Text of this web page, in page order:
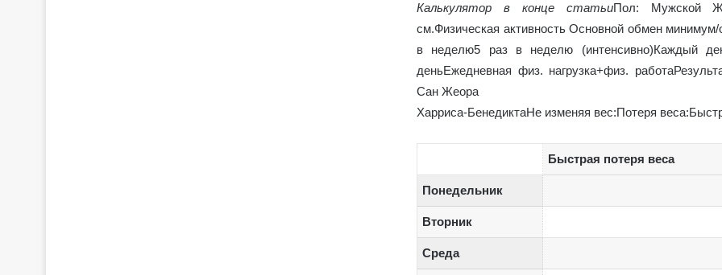
Калькулятор в конце статьиПол: Мужской
см.Физическая активность Основной обмен
в неделю5 раз в неделю (интенсивно)Каждый
деньЕжедневная физ. нагрузка+физ.
Сан Жеора
Харриса-БенедиктаНе изменяя вес:Потеря веса:
Быстрая потеря веса
Понедельник
Вторник
Среда